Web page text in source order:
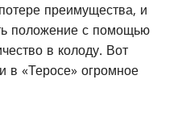
преимущества, и
положение с помощью
в колоду. Вот
в «Теросе» огромное